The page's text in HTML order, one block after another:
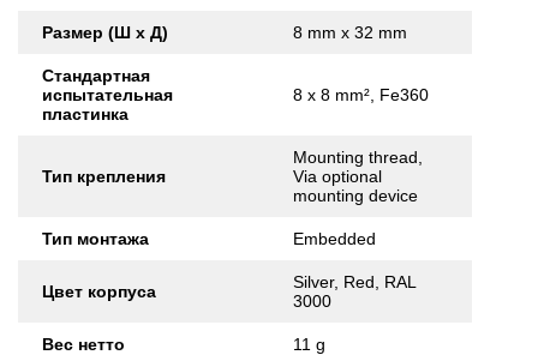
Размер (Ш x Д) 8 mm x 32 mm
Стандартная
испытательная
пластинка
8 x 8 mm², Fe360
Тип крепления
Mounting thread,
Via optional
mounting device
Тип монтажа Embedded
Цвет корпуса
Silver, Red, RAL
3000
Вес нетто 11 g